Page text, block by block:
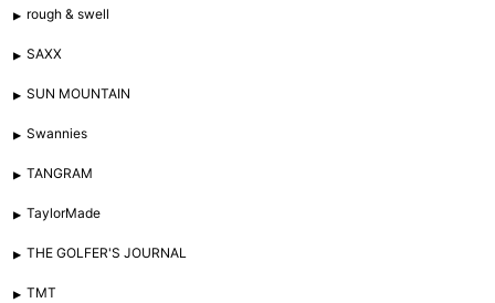
rough & swell
SAXX
SUN MOUNTAIN
Swannies
TANGRAM
TaylorMade
THE GOLFER'S JOURNAL
TMT